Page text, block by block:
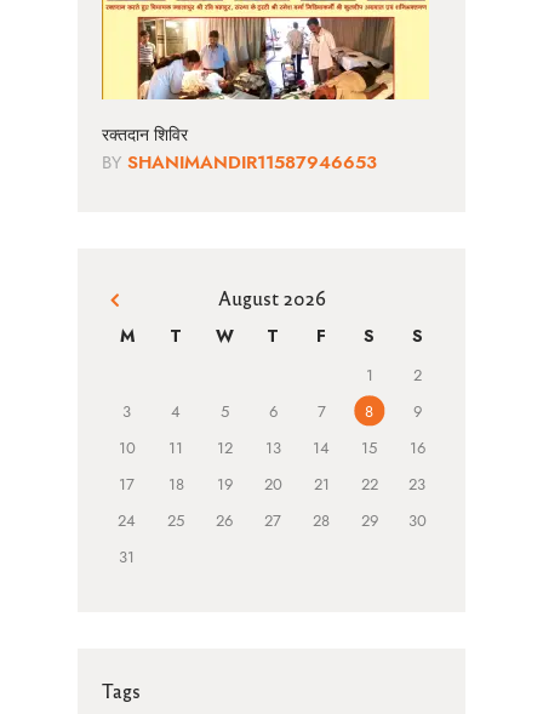
रक्तदान शिविर
BY SHANIMANDIR11587946653
August 2026
M T W T F S S
1
2
3
4 5 6 7 8
9
10
11 12 13 14 15
16
17
18 19 20 21 22
23
24
25 26 27 28 29
30
31
« Jun
Tags